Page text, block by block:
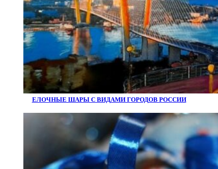
ЕЛОЧНЫЕ ШАРЫ С ВИДАМИ ГОРОДОВ РОССИИ